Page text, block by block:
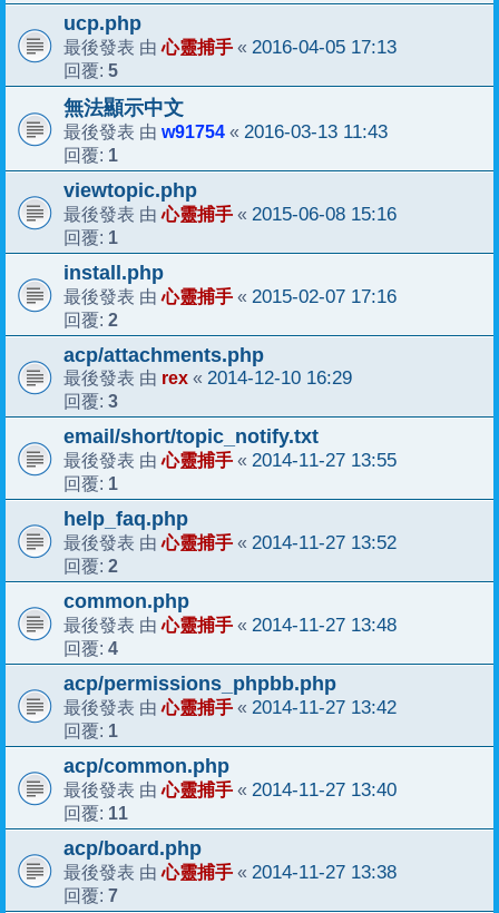
ucp.php
最後發表 由心靈捕手 « 2016-04-05 17:13
回覆: 5
無法顯示中文
最後發表 由 w91754 « 2016-03-13 11:43
回覆: 1
viewtopic.php
最後發表 由心靈捕手 « 2015-06-08 15:16
回覆: 1
install.php
最後發表 由心靈捕手 « 2015-02-07 17:16
回覆: 2
acp/attachments.php
最後發表 由 rex « 2014-12-10 16:29
回覆: 3
email/short/topic_notify.txt
最後發表 由心靈捕手 « 2014-11-27 13:55
回覆: 1
help_faq.php
最後發表 由心靈捕手 « 2014-11-27 13:52
回覆: 2
common.php
最後發表 由心靈捕手 « 2014-11-27 13:48
回覆: 4
acp/permissions_phpbb.php
最後發表 由心靈捕手 « 2014-11-27 13:42
回覆: 1
acp/common.php
最後發表 由心靈捕手 « 2014-11-27 13:40
回覆: 11
acp/board.php
最後發表 由心靈捕手 « 2014-11-27 13:38
回覆: 7